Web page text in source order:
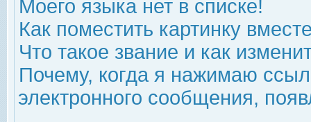
Моего языка нет в списке!
Как поместить картинку
Что такое звание и как
Почему, когда я нажимаю
электронного сообщения,